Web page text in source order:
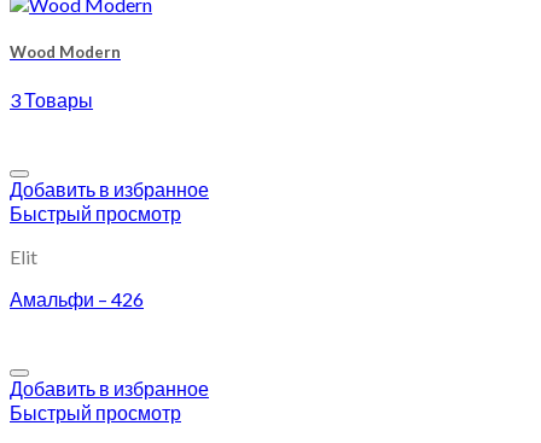
Wood Modern
3 Товары
Добавить в избранное
Быстрый просмотр
Elit
Амальфи – 426
Добавить в избранное
Быстрый просмотр